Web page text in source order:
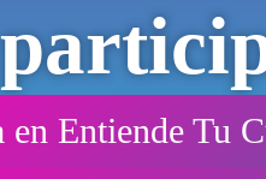
en Entiende Tu